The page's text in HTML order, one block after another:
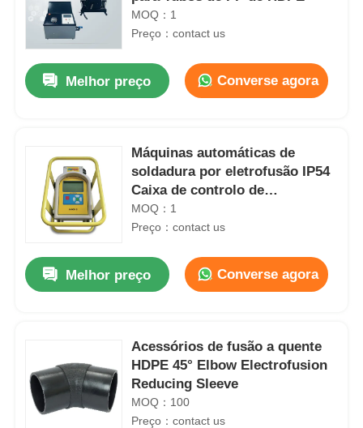
MOQ：1
Preço：contact us
Melhor preço Converse agora
Máquinas automáticas de
soldadura por eletrofusão IP54
Caixa de controlo de
eletrofusão de tubos PE
MOQ：1
Preço：contact us
Melhor preço Converse agora
Acessórios de fusão a quente
HDPE 45° Elbow Electrofusion
Reducing Sleeve
MOQ：100
Preço：contact us